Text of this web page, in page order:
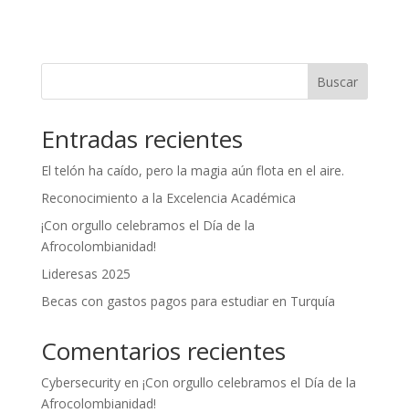
Buscar
Entradas recientes
El telón ha caído, pero la magia aún flota en el aire.
Reconocimiento a la Excelencia Académica
¡Con orgullo celebramos el Día de la
Afrocolombianidad!
Lideresas 2025
Becas con gastos pagos para estudiar en Turquía
Comentarios recientes
Cybersecurityen ¡Con orgullo celebramos el Día de la
Afrocolombianidad!